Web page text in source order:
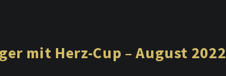
mit Herz-Cup – August 2022